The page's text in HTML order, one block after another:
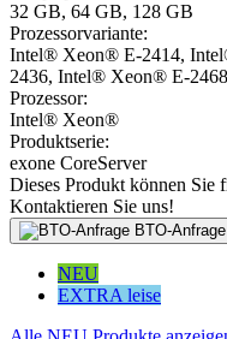
32 GB, 64 GB, 128 GB
Prozessorvariante:
Intel® Xeon® E-2414,
2436, Intel® Xeon® E-2468
Prozessor:
Intel® Xeon®
Produktserie:
exone CoreServer
Dieses Produkt können Sie
Kontaktieren Sie uns!
BTO-Anfrage
NEU
EXTRA leise